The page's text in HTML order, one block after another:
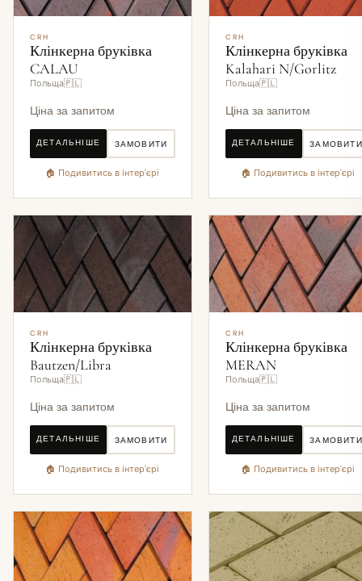
CRH
Клінкерна бруківка
CALAU
Польща🇵🇱
Ціна за запитом
ДЕТАЛЬНІШЕ ЗАМОВИТИ
🏠 Подивитись в інтер'єрі
CRH
Клінкерна бруківка
Kalahari N/Gorlitz
Польща🇵🇱
Ціна за запитом
ДЕТАЛЬНІШЕ ЗАМОВИТИ
🏠 Подивитись в інтер'єрі
CRH
Клінкерна бруківка
Bautzen/Libra
Польща🇵🇱
Ціна за запитом
ДЕТАЛЬНІШЕ ЗАМОВИТИ
🏠 Подивитись в інтер'єрі
CRH
Клінкерна бруківка
MERAN
Польща🇵🇱
Ціна за запитом
ДЕТАЛЬНІШЕ ЗАМОВИТИ
🏠 Подивитись в інтер'єрі